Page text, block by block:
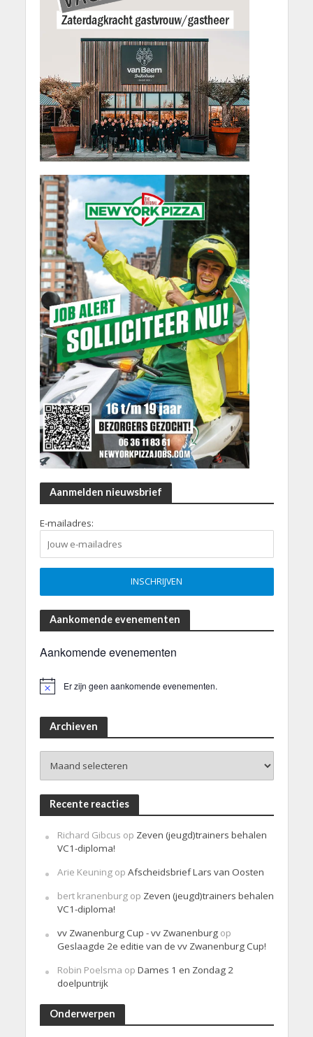
Aanmelden nieuwsbrief
E-mailadres:
Aankomende evenementen
Aankomende evenementen
Er zijn geen aankomende evenementen.
Archieven
Recente reacties
Richard Gibcus op Zeven (jeugd)trainers behalen
VC1-diploma!
Arie Keuningop Afscheidsbrief Lars van Oosten
bert kranenburgop Zeven (jeugd)trainers behalen
VC1-diploma!
vv Zwanenburg Cup - vv Zwanenburgop
Geslaagde 2e editie van de vv Zwanenburg Cup!
Robin Poelsma op Dames 1 en Zondag 2
doelpuntrijk
Onderwerpen